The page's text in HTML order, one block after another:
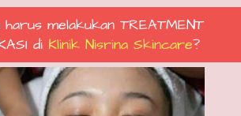
harus melakukan TREATMENT
di Klinik Nisrina Skincare?